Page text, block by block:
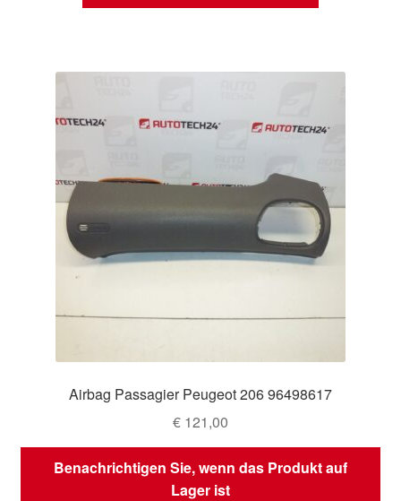
Airbag Passagier Peugeot 206 96498617
€ 121,00
Benachrichtigen Sie, wenn das Produkt auf
Lager ist